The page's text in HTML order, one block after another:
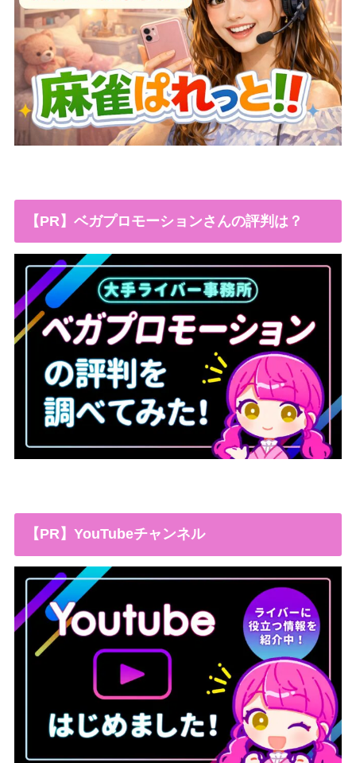
【PR】ベガプロモーションさんの評判は？
【PR】YouTubeチャンネル